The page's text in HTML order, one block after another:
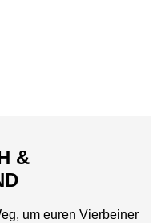
&
um euren Vierbeiner